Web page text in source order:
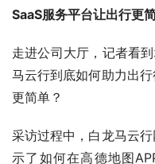
SaaS服务平台让出行更
走进公司大厅，记者看
马云行到底如何助力出
更简单？
采访过程中，白龙马云
示了如何在高德地图